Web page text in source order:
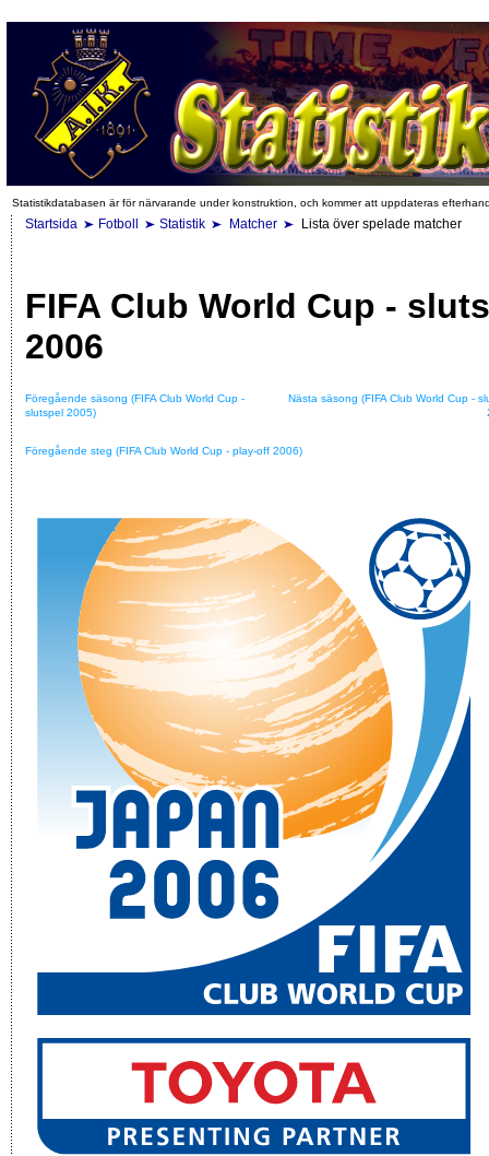
Statistikdatabasen är för närvarande under konstruktion, och kommer att uppdateras
Startsida Fotboll Statistik Matcher Lista över spelade matcher
FIFA Club World Cup -
2006
Föregående säsong (FIFA Club World Cup -
slutspel 2005)
Nästa säsong (FIFA Club World Cup -
Föregående steg (FIFA Club World Cup - play-off 2006)